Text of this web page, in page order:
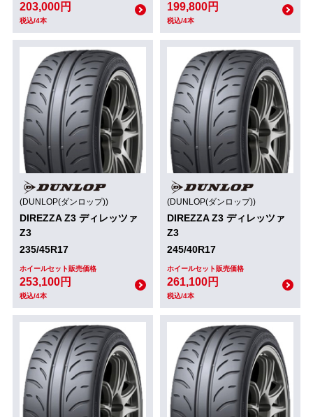
203,000円
税込/4本
199,800円
税込/4本
(DUNLOP(ダンロップ))
DIREZZA Z3 ディレッツァ
Z3
235/45R17
ホイールセット販売価格
253,100円
税込/4本
(DUNLOP(ダンロップ))
DIREZZA Z3 ディレッツァ
Z3
245/40R17
ホイールセット販売価格
261,100円
税込/4本